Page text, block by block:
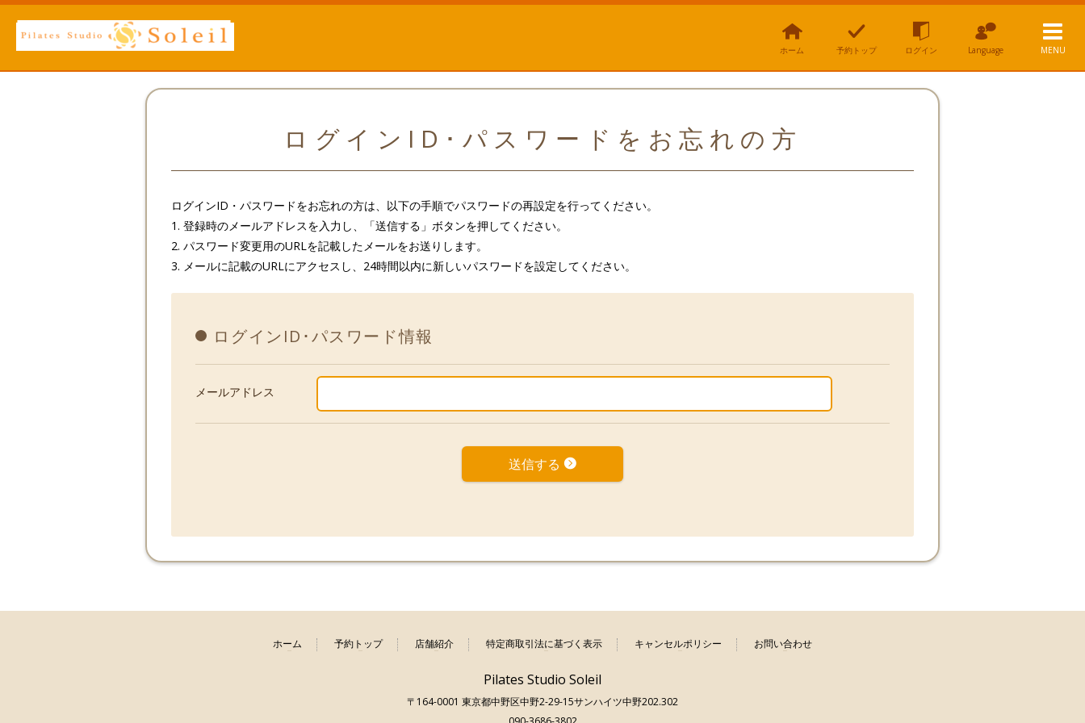
ホーム 予約トップ ログイン Language MENU
ログインID･パスワードをお忘れの方
ログインID・パスワードをお忘れの方は、以下の手順でパスワードの再設定を行ってください。
1. 登録時のメールアドレスを入力し、「送信する」ボタンを押してください。
2. パスワード変更用のURLを記載したメールをお送りします。
3. メールに記載のURLにアクセスし、24時間以内に新しいパスワードを設定してください。
ログインID･パスワード情報
メールアドレス
送信する
ホーム 予約トップ 店舗紹介 特定商取引法に基づく表示 キャンセルポリシー お問い合わせ
Pilates Studio Soleil
〒164-0001 東京都中野区中野2-29-15サンハイツ中野202.302